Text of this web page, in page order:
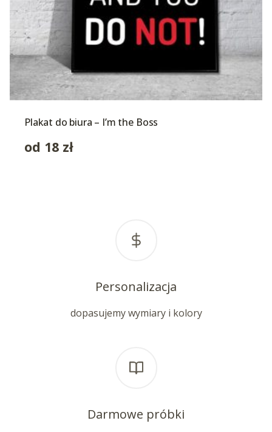
Plakat do biura – I’m the Boss
od 18 zł
Personalizacja
dopasujemy wymiary i kolory
Darmowe próbki